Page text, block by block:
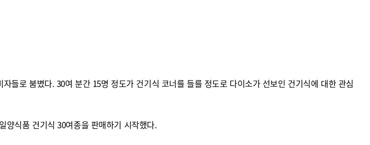
들로 붐볐다. 30여 분간 15명 정도가 건기식 코너를 들를 정도로 다이소가 선보인 건기식에 대한 관심
양식품 건기식 30여종을 판매하기 시작했다.